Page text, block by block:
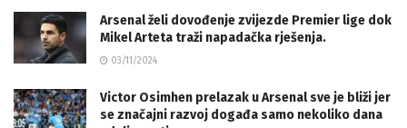
Arsenal želi dovođenje zvijezde Premier lige dok
Mikel Arteta traži napadačka rješenja.
03/11/2024
Victor Osimhen prelazak u Arsenal sve je bliži jer
se značajni razvoj događa samo nekoliko dana